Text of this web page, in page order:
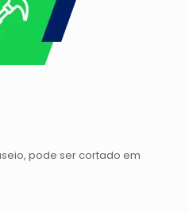
pode ser cortado em